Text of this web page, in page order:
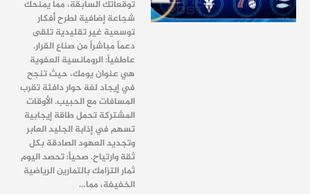
توقعاتك السابقة، مما يمنحك
شجاعة إضافية لطرح أفكار
توسعية غير تقليدية تلقى
دعماً مباشراً من صناع القرار.
عاطفياً: الرومانسية العفوية
هي عنوان يومك، حيث تنجح
في إيجاد لغة حوار دافئة تقرب
المسافات مع الحبيب. الأوقات
المشتركة تحمل طاقة إيجابية
تسهم في إذابة الجليد العابر
وتجديد العهود الصادقة بكل
ثقة وارتياح. صحياً: تحصد اليوم
ثمار التزامك بالتمارين الرياضية
الخفيفة، مما…